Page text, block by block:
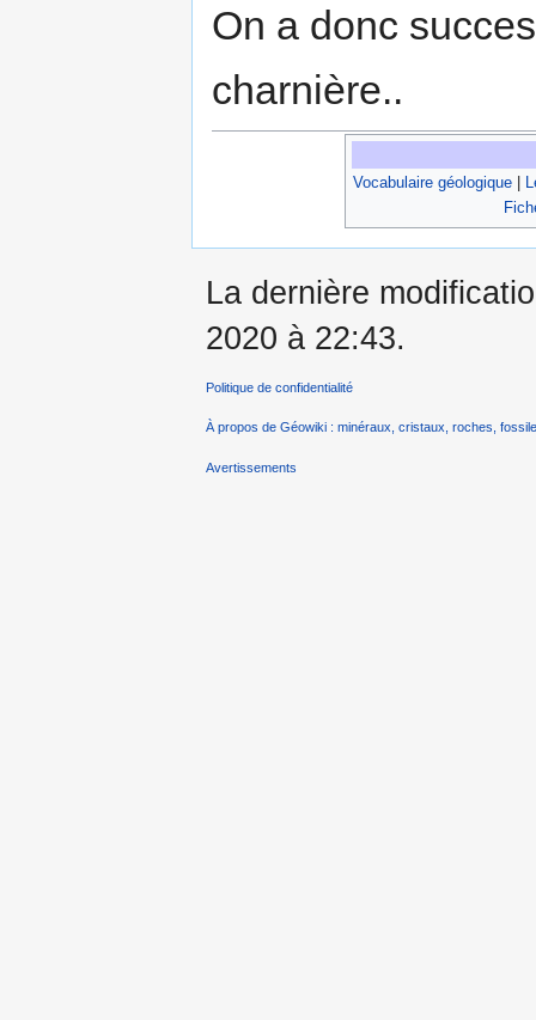
On a donc
charnière..
Vocabulaire géologique|
La dernière
2020 à 22:43.
Politique de confidentialité
À propos de Géowiki : minéraux, cristaux, roches,
Avertissements